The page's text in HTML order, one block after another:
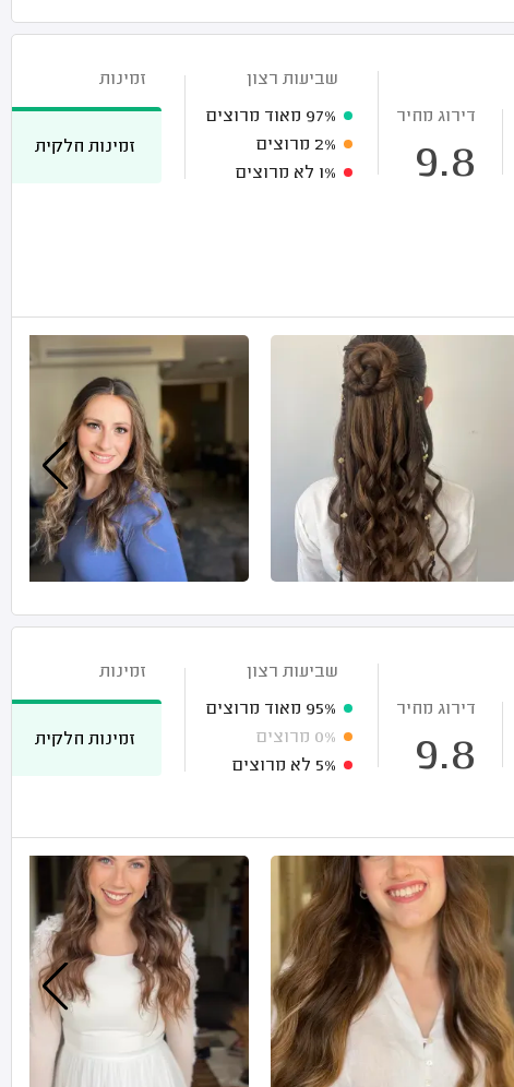
דירוג מחיר
9.8
שביעות רצון
97% מאוד מרוצים
2% מרוצים
1% לא מרוצים
זמינות
זמינות חלקית
דירוג מחיר
9.8
שביעות רצון
95% מאוד מרוצים
0% מרוצים
5% לא מרוצים
זמינות
זמינות חלקית